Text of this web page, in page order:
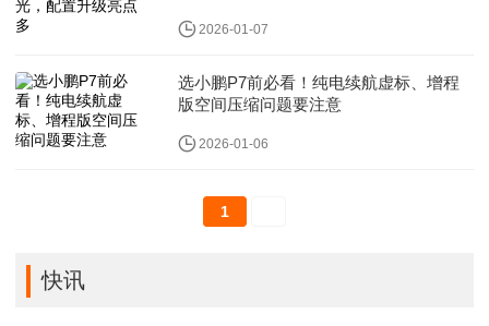
2026-01-07
选小鹏P7前必看！纯电续航虚标、增程
版空间压缩问题要注意
2026-01-06
1
快讯